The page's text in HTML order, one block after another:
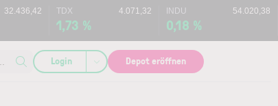
32.436,42 TDX 4.071,32
1,73 %
INDU 54.020,38
0,18 %
Login Depot eröffnen